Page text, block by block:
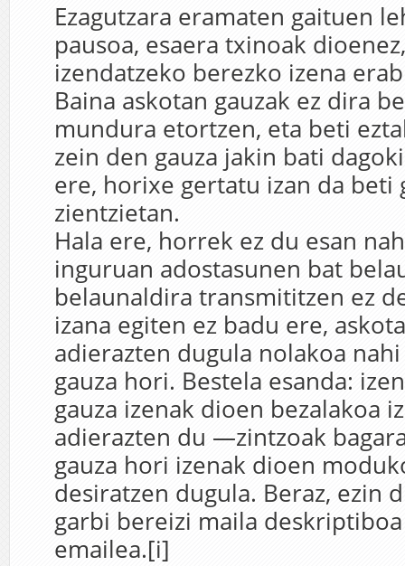
Ezagutzara eramaten gaituen
pausoa, esaera txinoak
izendatzeko berezko izena
Baina askotan gauzak ez dira
mundura etortzen, eta beti
zein den gauza jakin bati
ere, horixe gertatu izan da beti
zientzietan.
Hala ere, horrek ez du esan
inguruan adostasunen bat
belaunaldira transmititzen ez
izana egiten ez badu ere,
adierazten dugula nolakoa
gauza hori. Bestela esanda:
gauza izenak dioen bezalakoa
adierazten du —zintzoak
gauza hori izenak dioen
desiratzen dugula. Beraz, ezin
garbi bereizi maila
emailea.[i]